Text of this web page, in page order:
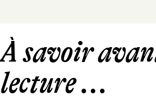
À savoir
lecture ...